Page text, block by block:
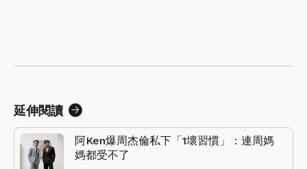
延伸閱讀
阿Ken爆周杰倫私下「1壞習慣」：連周媽
媽都受不了